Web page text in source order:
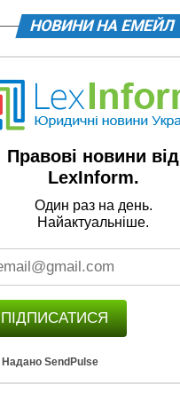
НОВИНИ НА ЕМЕЙЛ
Правові новини від
LexInform.
Один раз на день.
Найактуальніше.
ПІДПИСАТИСЯ
Надано SendPulse